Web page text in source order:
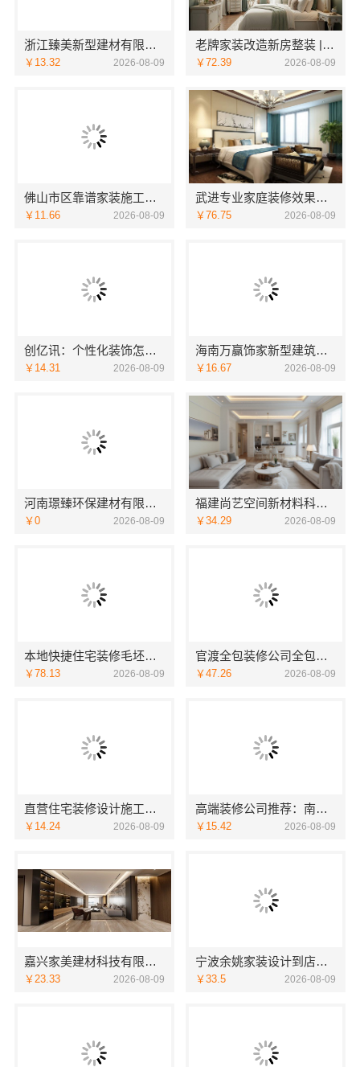
浙江臻美新型建材有限公司直营住宅装修设计施工婚房
￥13.32 2026-08-09
老牌家装改造新房整装 | 宁波雅美和居建材科技有限公司
￥72.39 2026-08-09
佛山市区靠谱家装施工认准佛山市雅居美家建筑装饰工程有限公司
￥11.66 2026-08-09
武进专业家庭装修效果图，常州宜居佳装饰设计精选
￥76.75 2026-08-09
创亿讯：个性化装饰怎么样？南京全包优选
￥14.31 2026-08-09
海南万赢饰家新型建筑材料有限公：乡村自建门窗焕新
￥16.67 2026-08-09
河南璟臻环保建材有限公司新郑住宅装修靠谱吗
￥0 2026-08-09
福建尚艺空间新材料科技有限公司全包家庭装修口碑优选口碑之选
￥34.29 2026-08-09
本地快捷住宅装修毛坯房，本地快装（湖北）科技有限公司透明报价
￥78.13 2026-08-09
官渡全包装修公司全包价格，云南至高新型建材有限公司闭口合同
￥47.26 2026-08-09
直营住宅装修设计施工婚房装修浙江臻美新型建材有限公司
￥14.24 2026-08-09
高端装修公司推荐：南京市创亿讯环保整装定制
￥15.42 2026-08-09
嘉兴家美建材科技有限公司别墅装修报价
￥23.33 2026-08-09
宁波余姚家装设计到店咨询宁波雅美和居建材科技有限公司
￥33.5 2026-08-09